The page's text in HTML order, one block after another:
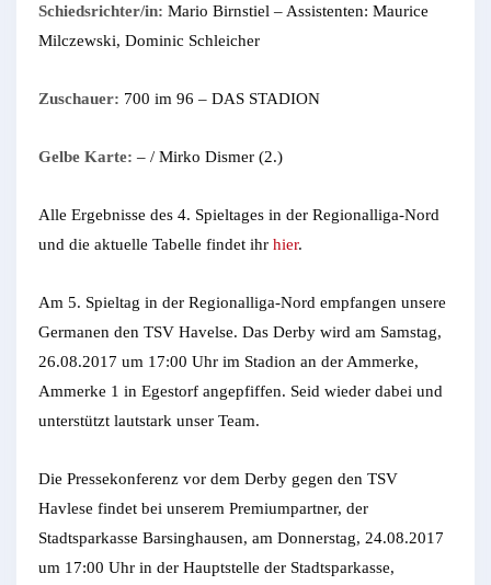
Schiedsrichter/in: Mario Birnstiel – Assistenten: Maurice
Milczewski, Dominic Schleicher
Zuschauer: 700 im 96 – DAS STADION
Gelbe Karte: – / Mirko Dismer (2.)
Alle Ergebnisse des 4. Spieltages in der Regionalliga-Nord
und die aktuelle Tabelle findet ihr hier.
Am 5. Spieltag in der Regionalliga-Nord empfangen unsere
Germanen den TSV Havelse. Das Derby wird am Samstag,
26.08.2017 um 17:00 Uhr im Stadion an der Ammerke,
Ammerke 1 in Egestorf angepfiffen. Seid wieder dabei und
unterstützt lautstark unser Team.
Die Pressekonferenz vor dem Derby gegen den TSV
Havlese findet bei unserem Premiumpartner, der
Stadtsparkasse Barsinghausen, am Donnerstag, 24.08.2017
um 17:00 Uhr in der Hauptstelle der Stadtsparkasse,